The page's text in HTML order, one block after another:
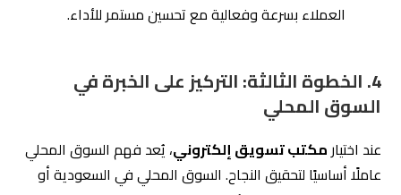
الجمهور السعودي يفضل التفاعل مع محتوى جذاب على
منصات مثل سناب شات، تويتر، وإنستغرام.
في التسوق، مما يجعل تحسين تجربة المستخدم عبر
المواقع والتطبيقات أمرًا ضروريًا.